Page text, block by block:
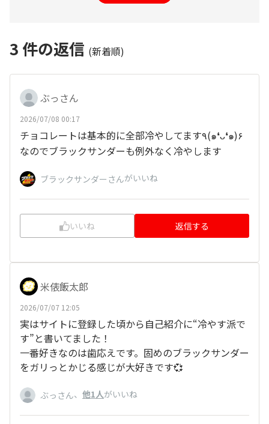
3 件の返信 (新着順)
ぶっさん
2026/07/08 00:17
チョコレートは基本的に全部冷やしてます٩(๑❛ᴗ❛๑)۶
なのでブラックサンダーも例外なく冷やします
ブラックサンダーさんがいいね
いいね 返信する
米俵飯太郎
2026/07/07 12:05
実はサイトに登録した頃から自己紹介に“冷やす派で
す”と書いてました！
一番好きなのは歯応えです。固めのブラックサンダー
をガリっとかじる感じが大好きです💞
ぶっさん、 他1人がいいね